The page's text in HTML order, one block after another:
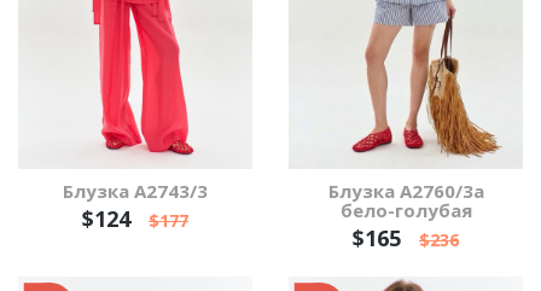
Блузка А2743/3
$124 $177
Блузка А2760/3а
бело-голубая
$165 $236